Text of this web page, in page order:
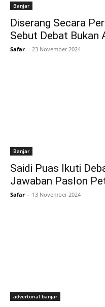
Banjar
Diserang Secara
Sebut Debat Bukan
Safar - 23 November 2024
Banjar
Saidi Puas Ikuti
Jawaban Paslon
Safar - 13 November 2024
advertorial banjar